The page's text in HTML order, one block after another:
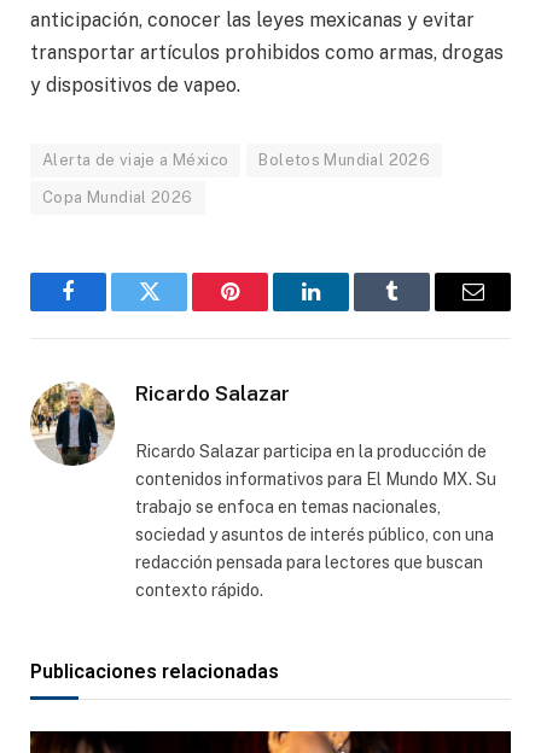
anticipación, conocer las leyes mexicanas y evitar
transportar artículos prohibidos como armas, drogas
y dispositivos de vapeo.
Alerta de viaje a México Boletos Mundial 2026
Copa Mundial 2026
FacebookGorjeo Pinterest LinkedInTumblr
Correo
Ricardo Salazar
Ricardo Salazar participa en la producción de
contenidos informativos para El Mundo MX. Su
trabajo se enfoca en temas nacionales,
sociedad y asuntos de interés público, con una
redacción pensada para lectores que buscan
contexto rápido.
Publicaciones relacionadas